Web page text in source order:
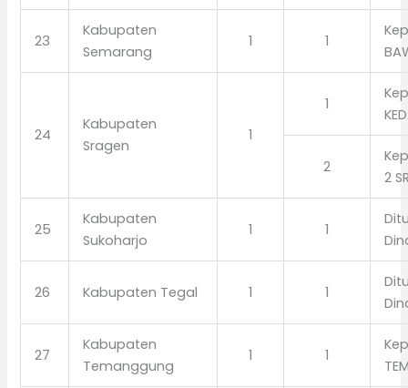
23
Kabupaten
Semarang
1 1
24
Kabupaten
Sragen
1
1
2
2
25
Kabupaten
Sukoharjo
1 1
26 Kabupaten Tegal 1 1
27
Kabupaten
Temanggung
1 1